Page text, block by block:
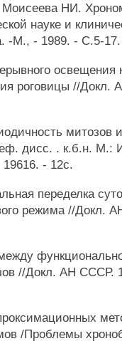
НИ.
науке и
-М., - 1989. - С.5-17.
освещения
роговицы //
митозов
дисс. . к.б.н. М.:
- 12с.
переделка
режима //Докл.
//Докл. АН СССР.
/Проблемы